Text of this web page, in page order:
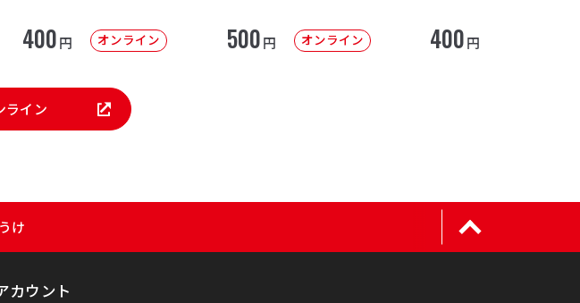
400円 オンライン 500円 オンライン 400円
ライン
け
カウント